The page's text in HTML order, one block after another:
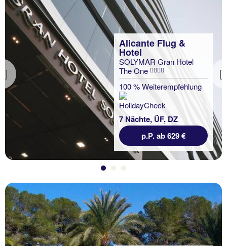
Previous
Alicante Flug &
Hotel
SOLYMAR Gran Hotel
The One
100 % Weiterempfehlung
7 Nächte, ÜF, DZ
p.P. ab 629 €